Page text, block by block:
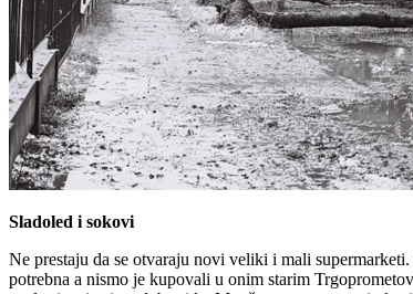
Sladoled i sokovi
Ne prestaju da se otvaraju novi veliki i mali
potrebna a nismo je kupovali u onim starim